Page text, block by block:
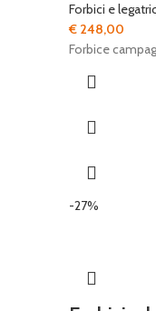
Forbici e
€ 248,00
Forbice
-27%